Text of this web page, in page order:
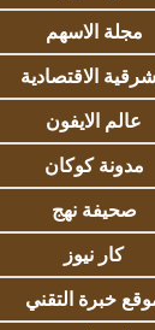
مجلة الاسهم
الاقتصادية
عالم الايفون
مدونة كوكان
صحيفة نهج
كار نيوز
خبرة التقني